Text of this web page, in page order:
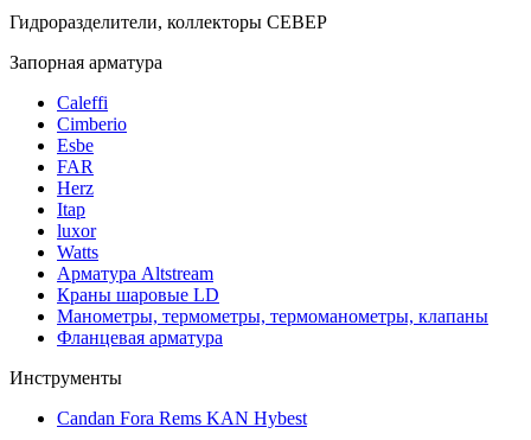
Гидроразделители, коллекторы СЕВЕР
Запорная арматура
Caleffi
Cimberio
Esbe
FAR
Herz
Itap
luxor
Watts
Арматура Altstream
Краны шаровые LD
Манометры, термометры, термоманометры, клапаны
Фланцевая арматура
Инструменты
Candan Fora Rems KAN Hybest